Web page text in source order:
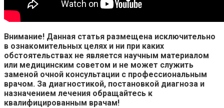
Внимание! Данная статья размещена исключительно
в ознакомительных целях и ни при каких
обстоятельствах не является научным материалом
или медицинским советом и не может служить
заменой очной консультации с профессиональным
врачом. За диагностикой, постановкой диагноза и
назначением лечения обращайтесь к
квалифицированным врачам!